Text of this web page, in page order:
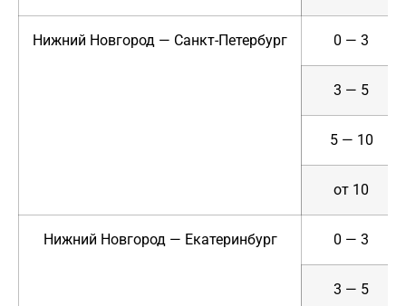
Нижний Новгород — Санкт-Петербург 0 — 3
3 — 5
5 — 10
от 10
Нижний Новгород — Екатеринбург 0 — 3
3 — 5